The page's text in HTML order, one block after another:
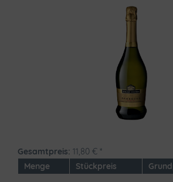
Gesamtpreis: 11,80 € *
Menge
Stückpreis